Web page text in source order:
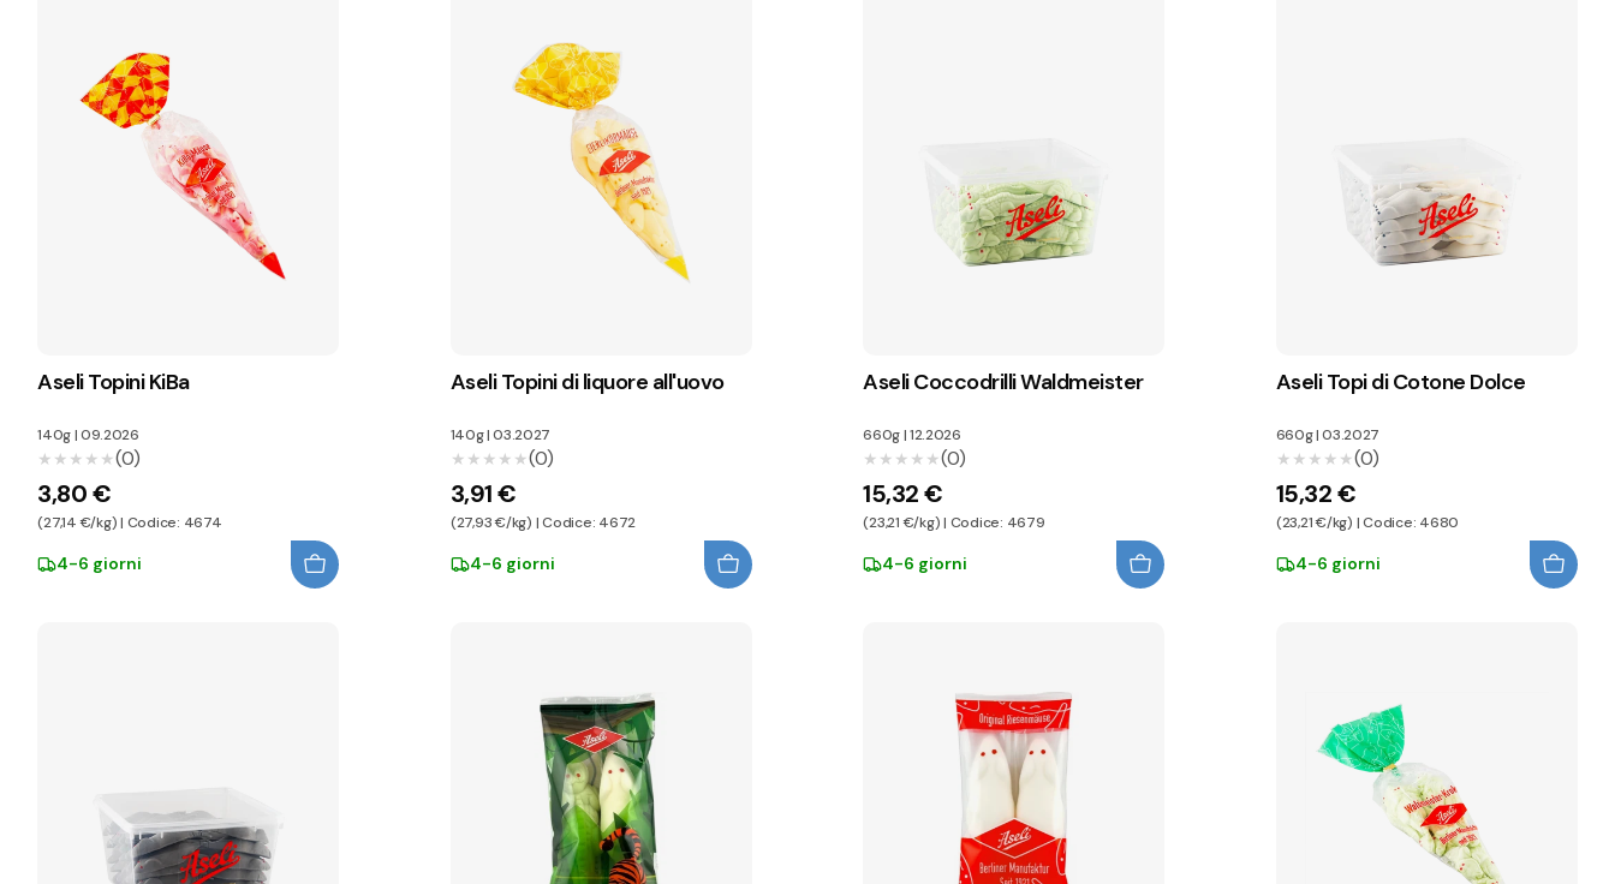
Aseli Topini KiBa
140g|09.2026
★★★★★
★★★★★(0)
3,80 €
(27,14 €/kg) | Codice: 4674
4-6 giorni
Aseli Topini di liquore all'uovo
140g|03.2027
★★★★★
★★★★★(0)
3,91 €
(27,93 €/kg) | Codice: 4672
4-6 giorni
Aseli Coccodrilli Waldmeister
660g|12.2026
★★★★★
★★★★★(0)
15,32 €
(23,21 €/kg) | Codice: 4679
4-6 giorni
Aseli Topi di Cotone Dolce
660g|03.2027
★★★★★
★★★★★(0)
15,32 €
(23,21 €/kg) | Codice: 4680
4-6 giorni